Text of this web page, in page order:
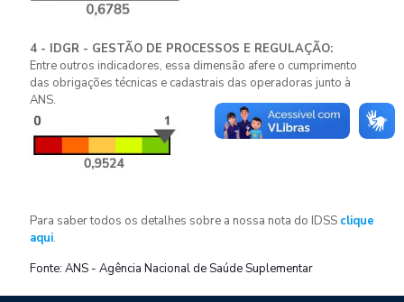
4 - IDGR - GESTÃO DE PROCESSOS E REGULAÇÃO:
Entre outros indicadores, essa dimensão afere o cumprimento
das obrigações técnicas e cadastrais das operadoras junto à
ANS.
Para saber todos os detalhes sobre a nossa nota do IDSS clique
aqui.
Fonte: ANS - Agência Nacional de Saúde Suplementar